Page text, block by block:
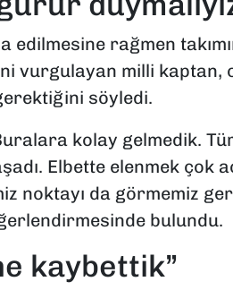
edilmesine rağmen
vurgulayan milli kaptan,
söyledi.
kolay gelmedik.
Elbette elenmek çok
noktayı da görmemiz
bulundu.
kaybettik”